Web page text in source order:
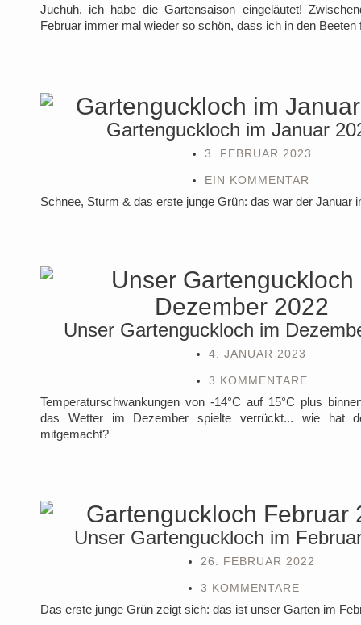
Juchuh, ich habe die Gartensaison eingeläutet!
Februar immer mal wieder so schön, dass ich in den Beeten
Gartenguckloch im Januar
3. FEBRUAR 2023
EIN KOMMENTAR
Schnee, Sturm & das erste junge Grün: das war der Januar
Unser Gartenguckloch im
4. JANUAR 2023
3 KOMMENTARE
Temperaturschwankungen von -14°C auf 15°C plus
das Wetter im Dezember spielte verrückt... wie hat
mitgemacht?
Unser Gartenguckloch im
26. FEBRUAR 2022
3 KOMMENTARE
Das erste junge Grün zeigt sich: das ist unser Garten im